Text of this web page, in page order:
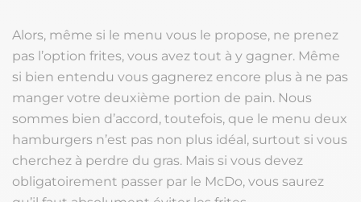
Alors, même si le menu vous le propose, ne prenez
pas l’option frites, vous avez tout à y gagner. Même
si bien entendu vous gagnerez encore plus à ne pas
manger votre deuxième portion de pain. Nous
sommes bien d’accord, toutefois, que le menu deux
hamburgers n’est pas non plus idéal, surtout si vous
cherchez à perdre du gras. Mais si vous devez
obligatoirement passer par le McDo, vous saurez